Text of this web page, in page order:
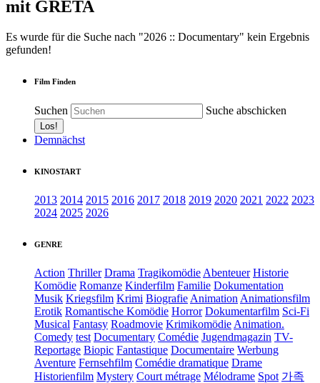
mit GRETA
Es wurde für die Suche nach "2026 :: Documentary" kein Ergebnis
gefunden!
Film Finden
Suchen Suche abschicken
Demnächst
KINOSTART
2013 2014 2015 2016 2017 2018 2019 2020 2021 2022 2023
2024 2025 2026
GENRE
Action Thriller Drama Tragikomödie Abenteuer Historie
Komödie Romanze Kinderfilm Familie Dokumentation
Musik Kriegsfilm Krimi Biografie Animation Animationsfilm
Erotik Romantische Komödie Horror Dokumentarfilm Sci-Fi
Musical Fantasy Roadmovie Krimikomödie Animation.
Comedy test Documentary Comédie Jugendmagazin TV-
Reportage Biopic Fantastique Documentaire Werbung
Aventure Fernsehfilm Comédie dramatique Drame
Historienfilm Mystery Court métrage Mélodrame Spot 가족